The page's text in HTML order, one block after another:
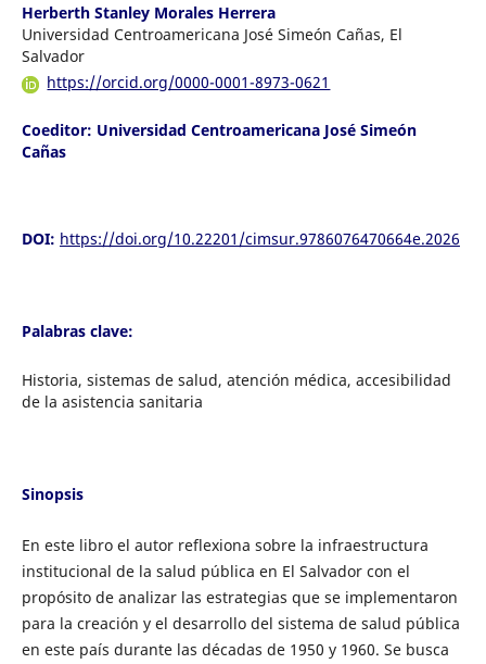
Herberth Stanley Morales Herrera
Universidad Centroamericana José Simeón Cañas, El
Salvador
https://orcid.org/0000-0001-8973-0621
Coeditor: Universidad Centroamericana José Simeón
Cañas
DOI: https://doi.org/10.22201/cimsur.9786076470664e.2026
Palabras clave:
Historia, sistemas de salud, atención médica, accesibilidad
de la asistencia sanitaria
Sinopsis
En este libro el autor reflexiona sobre la infraestructura
institucional de la salud pública en El Salvador con el
propósito de analizar las estrategias que se implementaron
para la creación y el desarrollo del sistema de salud pública
en este país durante las décadas de 1950 y 1960. Se busca